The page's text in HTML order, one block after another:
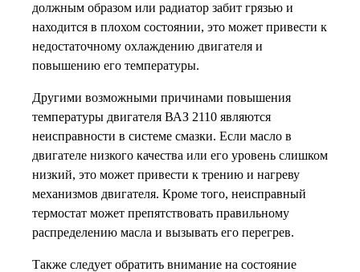
должным образом или радиатор забит грязью и
находится в плохом состоянии, это может привести к
недостаточному охлаждению двигателя и
повышению его температуры.
Другими возможными причинами повышения
температуры двигателя ВАЗ 2110 являются
неисправности в системе смазки. Если масло в
двигателе низкого качества или его уровень слишком
низкий, это может привести к трению и нагреву
механизмов двигателя. Кроме того, неисправный
термостат может препятствовать правильному
распределению масла и вызывать его перегрев.
Также следует обратить внимание на состояние